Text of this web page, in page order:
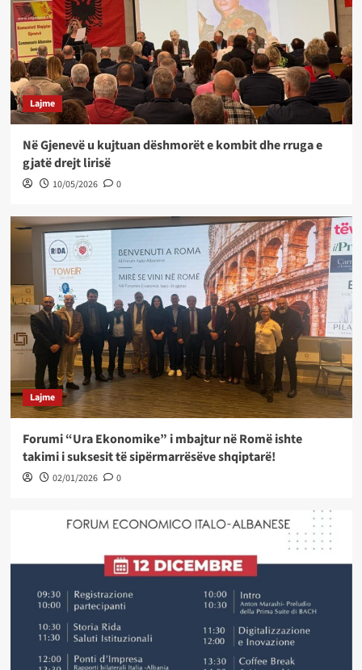
Lajme
Në Gjenevë u kujtuan dëshmorët e kombit dhe rruga e
gjatë drejt lirisë
10/05/2026 0
Lajme
Forumi “Ura Ekonomike” i mbajtur në Romë ishte
takimi i suksesit të sipërmarrësëve shqiptarë!
02/01/2026 0